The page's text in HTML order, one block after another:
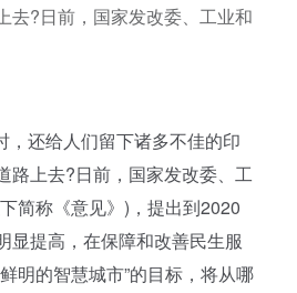
去?日前，国家发改委、工业和
还给人们留下诸多不佳的印
路上去?日前，国家发改委、工
简称《意见》)，提出到2020
显提高，在保障和改善民生服
明的智慧城市”的目标，将从哪